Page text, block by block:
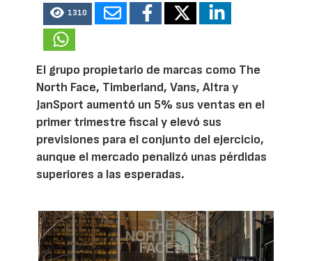
1310
El grupo propietario de marcas como The
North Face, Timberland, Vans, Altra y
JanSport aumentó un 5% sus ventas en el
primer trimestre fiscal y elevó sus
previsiones para el conjunto del ejercicio,
aunque el mercado penalizó unas pérdidas
superiores a las esperadas.